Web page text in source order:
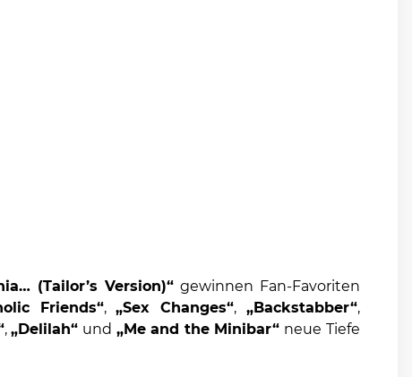
(Tailor’s Version)“gewinnen Fan-Favoriten
Friends“,„Sex Changes“, „Backstabber“,
,„Delilah“ und „Me and the Minibar“ neue Tiefe